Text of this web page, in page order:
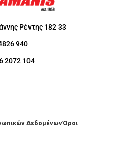
Ρέντης 182 33
940
2072 104
ΔεδομένωνΌροι